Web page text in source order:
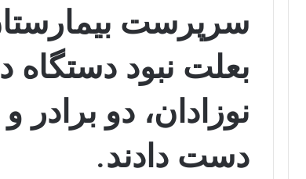
سرپرست
نوزادان، دو
دست دادند.